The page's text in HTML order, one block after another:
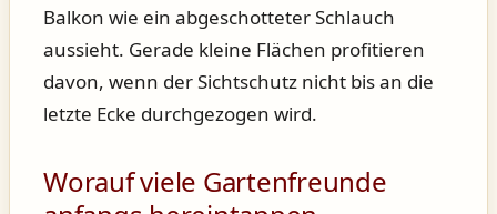
Balkon wie ein abgeschotteter Schlauch
aussieht. Gerade kleine Flächen profitieren
davon, wenn der Sichtschutz nicht bis an die
letzte Ecke durchgezogen wird.
Worauf viele Gartenfreunde